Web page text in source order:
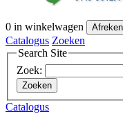
0 in winkelwagen
Catalogus Zoeken
Search Site
Zoek:
Zoeken
Catalogus